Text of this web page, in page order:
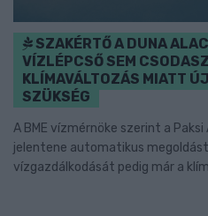
SZAKÉRTŐ A DUNA
VÍZLÉPCSŐ SEM
KLÍMAVÁLTOZÁS MIATT
SZÜKSÉG
A BME vízmérnöke szerint a
jelentene automatikus
vízgazdálkodását pedig már a